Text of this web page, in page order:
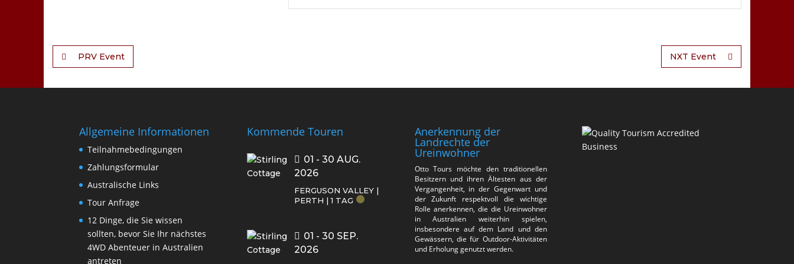
PRV Event NXT Event
Allgemeine Informationen
Teilnahmebedingungen
Zahlungsformular
Australische Links
Tour Anfrage
12 Dinge, die Sie wissen
sollten, bevor Sie Ihr nächstes
4WD Abenteuer in Australien
antreten
Kommende Touren
01 - 30 AUG.
2026
FERGUSON VALLEY |
PERTH | 1 TAG
01 - 30 SEP.
2026
Anerkennung der
Landrechte der
Ureinwohner
Otto Tours möchte den traditionellen
Besitzern und ihren Ältesten aus der
Vergangenheit, in der Gegenwart und
der Zukunft respektvoll die wichtige
Rolle anerkennen, die die Ureinwohner
in Australien weiterhin spielen,
insbesondere auf dem Land und den
Gewässern, die für Outdoor-Aktivitäten
und Erholung genutzt werden.